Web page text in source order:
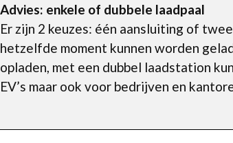
Advies: enkele of dubbele laadpaal
Er zijn 2 keuzes: één aansluiting of
hetzelfde moment kunnen worden
opladen, met een dubbel laadstation
EV’s maar ook voor bedrijven en